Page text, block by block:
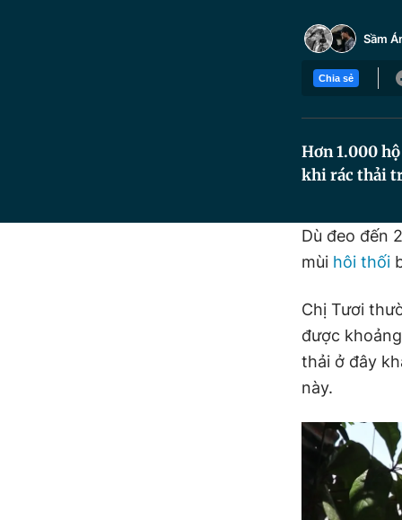
Sầm
Chia sẻ
Hơn 1.000
khi rác thải
Dù đeo đến
mùi hôi thối
Chị Tươi
được
thải ở đây
này.